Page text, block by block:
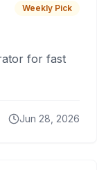
Weekly Pick
for fast
Jun 28, 2026